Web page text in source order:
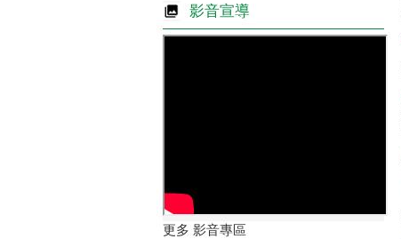
影音宣導
更多 影音專區